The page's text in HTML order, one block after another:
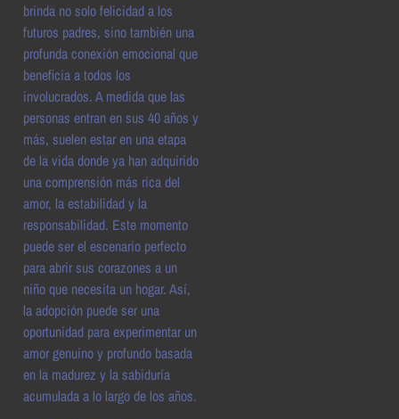
brinda no solo felicidad a los
futuros padres, sino también una
profunda conexión emocional que
beneficia a todos los
involucrados. A medida que las
personas entran en sus 40 años y
más, suelen estar en una etapa
de la vida donde ya han adquirido
una comprensión más rica del
amor, la estabilidad y la
responsabilidad. Este momento
puede ser el escenario perfecto
para abrir sus corazones a un
niño que necesita un hogar. Así,
la adopción puede ser una
oportunidad para experimentar un
amor genuino y profundo basada
en la madurez y la sabiduría
acumulada a lo largo de los años.